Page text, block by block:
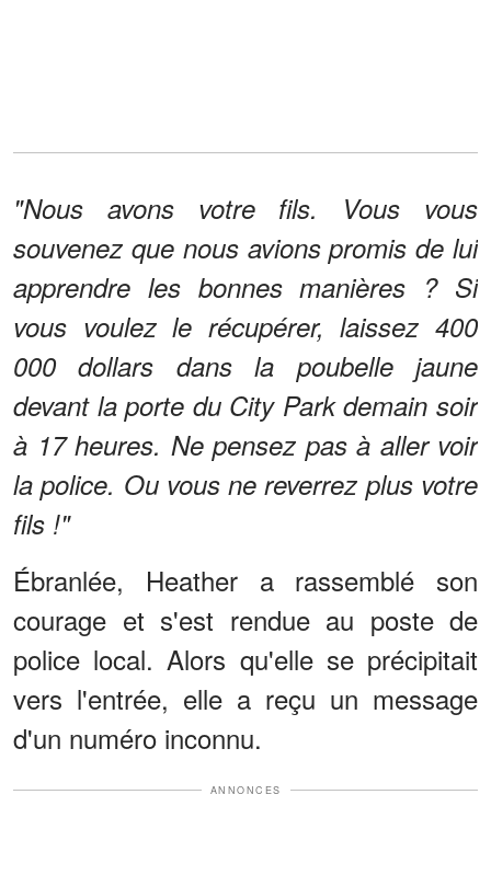
"Nous avons votre fils. Vous vous
souvenez que nous avions promis de lui
apprendre les bonnes manières ? Si
vous voulez le récupérer, laissez 400
000 dollars dans la poubelle jaune
devant la porte du City Park demain soir
à 17 heures. Ne pensez pas à aller voir
la police. Ou vous ne reverrez plus votre
fils !"
Ébranlée, Heather a rassemblé son
courage et s'est rendue au poste de
police local. Alors qu'elle se précipitait
vers l'entrée, elle a reçu un message
d'un numéro inconnu.
ANNONCES